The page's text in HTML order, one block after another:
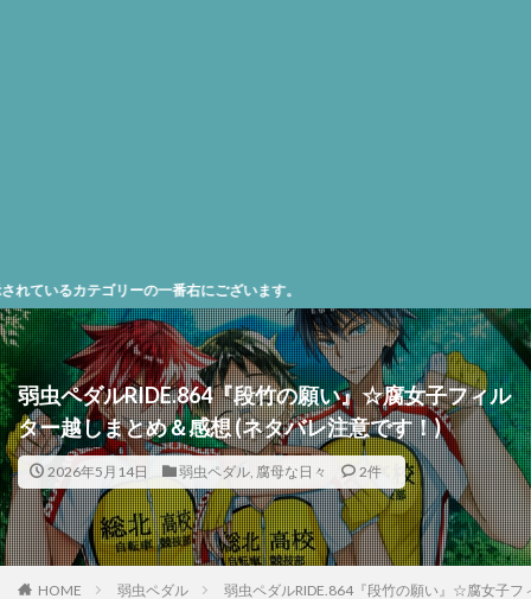
リーの一番右にございます。
弱虫ペダルRIDE.864『段竹の願い』☆腐女子フィル
ター越しまとめ＆感想 (ネタバレ注意です！)
2026年5月14日 弱虫ペダル, 腐母な日々 2件
HOME 弱虫ペダル 弱虫ペダルRIDE.864『段竹の願い』☆腐女子